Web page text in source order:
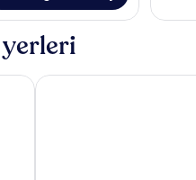
hakkında
Konak Esila